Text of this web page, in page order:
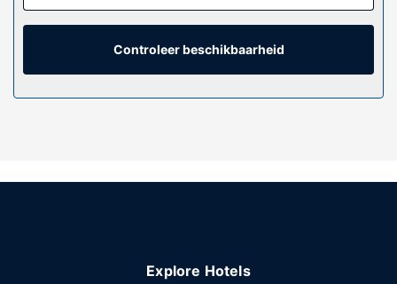
Profiteer van de handige voorzieningen zoals gratis wifi en
Ter plaatse heb je gratis parkeerplaatsen.
Controleer beschikbaarheid
Explore Hotels